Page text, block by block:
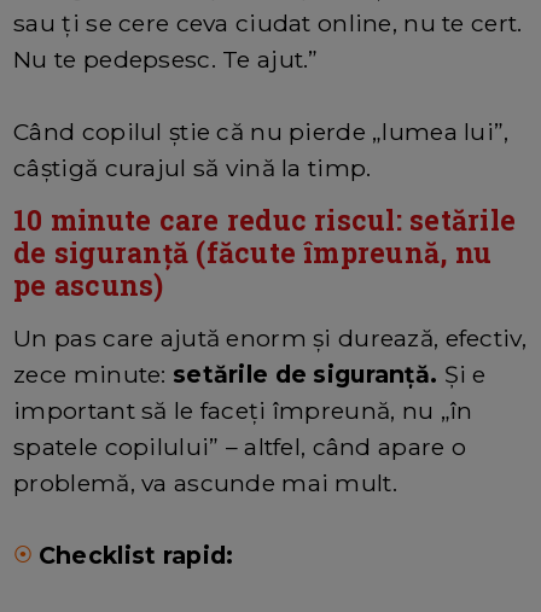
sau ți se cere ceva ciudat online, nu te cert.
Nu te pedepsesc. Te ajut.”
Când copilul știe că nu pierde „lumea lui”,
câștigă curajul să vină la timp.
10 minute care reduc riscul: setările
de siguranță (făcute împreună, nu
pe ascuns)
Un pas care ajută enorm și durează, efectiv,
zece minute: setările de siguranță. Și e
important să le faceți împreună, nu „în
spatele copilului” – altfel, când apare o
problemă, va ascunde mai mult.
⦿ Checklist rapid: